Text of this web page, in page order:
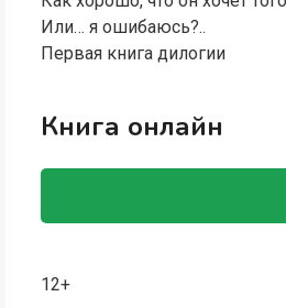
Или… я ошибаюсь?..
Первая книга дилогии
Книга онлайн
12+